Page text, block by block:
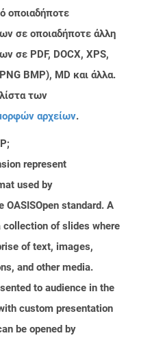
οποιαδήποτε
σε οποιαδήποτε άλλη
σε PDF, DOCX, XPS,
BMP), MD και άλλα.
των
αρχείων.
represent
used by
OASISOpen standard. A
of slides where
of text, images,
and other media.
to audience in the
custom presentation
be opened by